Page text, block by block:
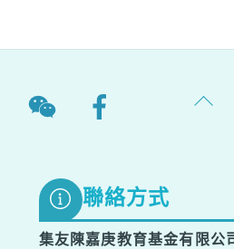
Back
聯絡方式
集友陳嘉庚教育基金有限公